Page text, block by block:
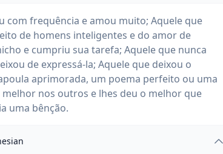
com frequência e amou muito; Aquele que
de homens inteligentes e do amor de
e cumpriu sua tarefa; Aquele que nunca
de expressá-la; Aquele que deixou o
aprimorada, um poema perfeito ou uma
nos outros e lhes deu o melhor que
uma bênção.